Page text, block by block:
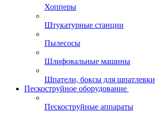
Хопперы
Штукатурные станции
Пылесосы
Шлифовальные машины
Шпатели, боксы для шпатлевки
Пескоструйное оборудование
Пескоструйные аппараты